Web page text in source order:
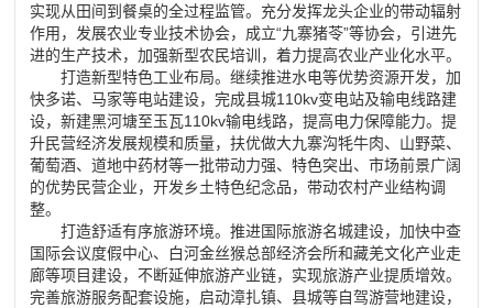
实现从田间到餐桌的全过程监管。充分发挥龙头企业的带动辐射
作用，发展农业专业技术协会，成立“九寨猪苓”等协会，引进先
进的生产技术，加强新型农民培训，着力提高农业产业化水平。
打造新型特色工业布局。继续推进水电等优势资源开发，加
快多诺、马家等电站建设，完成县城110kv变电站及输电线路建
设，新建黑河塘至玉瓦110kv输电线路，提高电力保障能力。提
升民营经济发展规模和质量，扶优做大九寨沟牦牛肉、山野菜、
葡萄酒、道地中药材等一批带动力强、特色突出、市场前景广阔
的优势民营企业，开发乡土特色纪念品，带动农村产业结构调
整。
打造舒适有序旅游环境。推进国际旅游名城建设，加快中查
国际会议度假中心、白河金丝猴总部经济会所和藏羌文化产业走
廊等项目建设，不断延伸旅游产业链，实现旅游产业提质增效。
完善旅游服务配套设施，启动漳扎镇、县城等自驾游营地建设，